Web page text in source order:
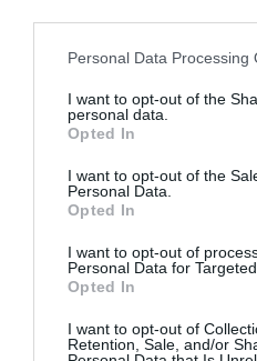
Please note that this website/
not limited to your visit or
grant or deny consent to
use your data for below
consent section.
Personal Data Processing
I want to opt-out of the
personal data.
Opted In
I want to opt-out of the
Personal Data.
Opted In
I want to opt-out of
Personal Data for
Opted In
I want to opt-out of
Retention, Sale, and/or